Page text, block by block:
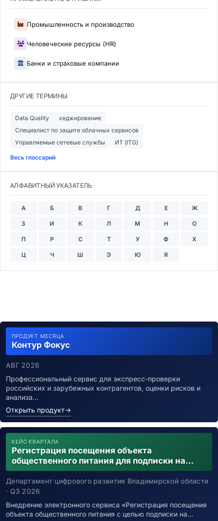
Промышленность и производство
Человеческие ресурсы (HR)
Банки и страховые компании
ДРУГИЕ ТЕРМИНЫ
Data Quality
хеджирование
Специалист по защите облачных сервисов
Управляемые сетевые службы
ИТ (ITG)
Весь глоссарий
АЛФАВИТНЫЙ УКАЗАТЕЛЬ
А Б В Г Д Е Ж
З И К Л М Н О
П Р С Т У Ф Х
Ц Ч Ш Э Ю Я
ПРОДУКТ МЕСЯЦА
Контур Фокус
АВГ 2026
Профессиональный сервис для экспресс-проверки
российских и зарубежных контрагентов, оценки рисков и
анализа…
Открыть продукт→
КЕЙС КВАРТАЛА
Регистрация посещения объекта
общественного питания для подписки на
уведомления о возможном контакте с
заболевшим новой коронавирусной
инфекцией
Департамент цифрового развития Владимирской области
· Q3 2026
Внедрение электронного сервиса «Регистрация посещения
объекта общественного питания с целью подписки на…